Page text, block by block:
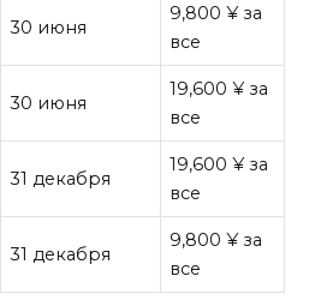
30 июня
9,800 ¥ за
все
30 июня
19,600 ¥ за
все
31 декабря
19,600 ¥ за
все
31 декабря
9,800 ¥ за
все